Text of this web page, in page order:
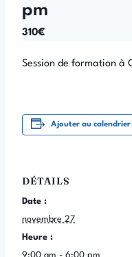
pm
310€
Session de formation à
Ajouter au calendrier
DÉTAILS
Date :
novembre 27
Heure :